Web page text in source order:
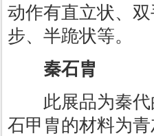
动作有直立状、
步、半跪状等。
秦石胄
此展品为秦代
石甲胄的材料为